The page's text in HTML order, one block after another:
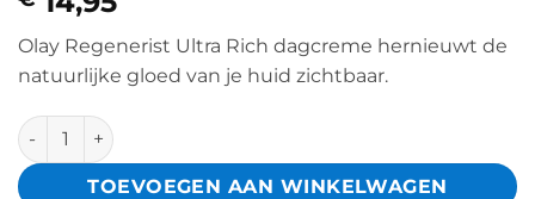
Olay Regenerist Ultra Rich dagcreme hernieuwt de
natuurlijke gloed van je huid zichtbaar.
Olay Regenerist Ultra Rich Dagcrème 50 ml aantal
TOEVOEGEN AAN WINKELWAGEN